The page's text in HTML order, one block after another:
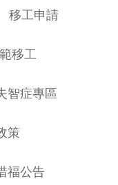
移工申請
移工
智症專區
策
福公告